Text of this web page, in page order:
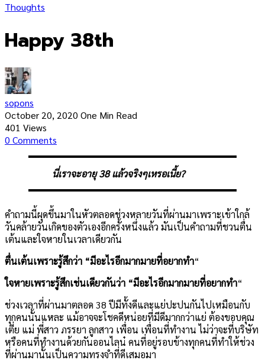
Thoughts
Happy 38th
sopons
October 20, 2020 One Min Read
401 Views
0 Comments
นี่เราจะอายุ 38 แล้วจริงๆเหรอเนี้ย?
คำถามนี้ผุดขึ้นมาในหัวตลอดช่วงหลายวันที่ผ่านมาเพราะเข้าใกล้
วันคล้ายวันเกิดของตัวเองอีกครั้งหนึ่งแล้ว มันเป็นคำถามที่ชวนตื่น
เต้นและใจหายในเวลาเดียวกัน
ตื่นเต้นเพราะรู้สึกว่า “มีอะไรอีกมากมายที่อยากทำ“
ใจหายเพราะรู้สึกเช่นเดียวกันว่า “มีอะไรอีกมากมายที่อยากทำ“
ช่วงเวลาที่ผ่านมาตลอด 38 ปีมีทั้งดีและแย่ปะปนกันไปเหมือนกับ
ทุกคนนั้นแหละ แม้อาจจะโชคดีหน่อยที่มีดีมากกว่าแย่ ต้องขอบคุณ
เตี่ย แม่ พี่สาว ภรรยา ลูกสาว เพื่อน เพื่อนที่ทำงาน ไม่ว่าจะที่บริษัท
หรือคนที่ทำงานด้วยกันออนไลน๋ คนที่อยู่รอบข้างทุกคนที่ทำให้ช่วง
ที่ผ่านมานั้นเป็นความทรงจำที่ดีเสมอมา